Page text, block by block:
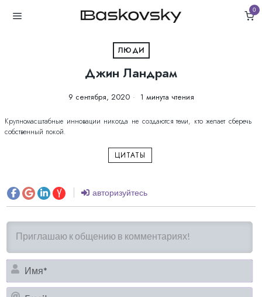
0
ЛЮДИ
Джин Ландрам
9 сентября, 2020 1 минута чтения
Крупномасштабные инновации никогда не создаются теми, кто желает сберечь
собственный покой.
ЦИТАТЫ
авторизуйтесь